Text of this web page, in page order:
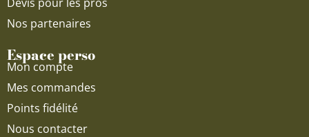
Nos partenaires
Espace perso
Mon compte
Mes commandes
Points fidélité
Nous contacter